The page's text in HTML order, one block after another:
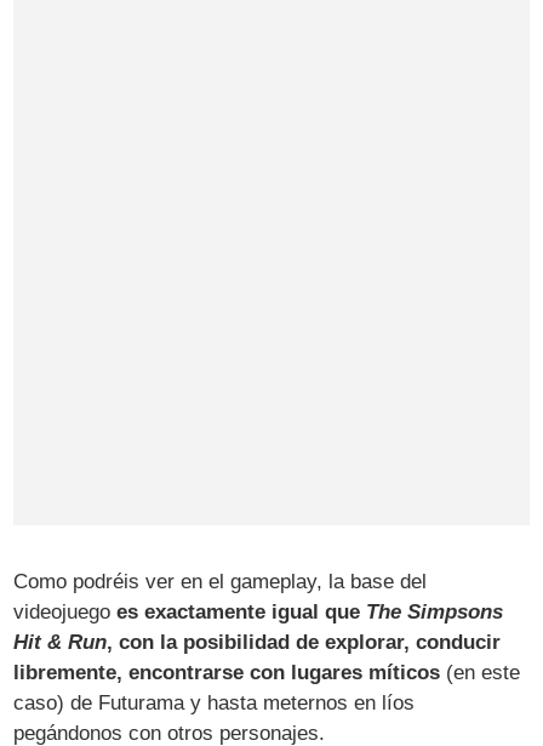
Como podréis ver en el gameplay, la base del
videojuegoes exactamente igual que The Simpsons
Hit & Run, con la posibilidad de explorar, conducir
libremente, encontrarse con lugares míticos (en este
caso) de Futurama y hasta meternos en líos
pegándonos con otros personajes.